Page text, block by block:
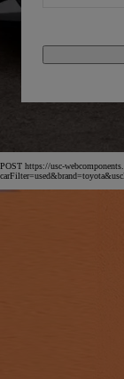
POST https://usc-